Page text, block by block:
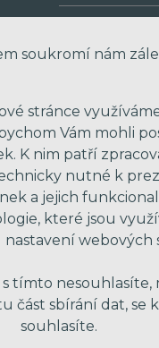
* Odesláním
obchodní nabídky.
soukromí nám
stránce
Vám mohli
K nim patří
nutné k
a jejich
které jsou
webových
s tímto nesouhlasíte,
část sbírání dat, se
souhlasíte.